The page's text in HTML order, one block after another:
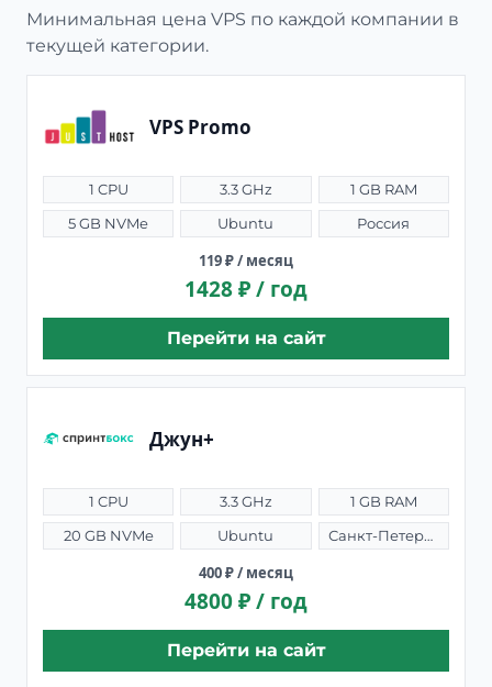
Минимальная цена VPS по каждой компании в
текущей категории.
VPS Promo
1 CPU 3.3 GHz
1 GB RAM
5 GB NVMe
Ubuntu Россия
119 ₽ / месяц
1428 ₽ / год
Перейти на сайт
Джун+
1 CPU 3.3 GHz
1 GB RAM
20 GB NVMe
Ubuntu Санкт-Петербург (RU)
400 ₽ / месяц
4800 ₽ / год
Перейти на сайт